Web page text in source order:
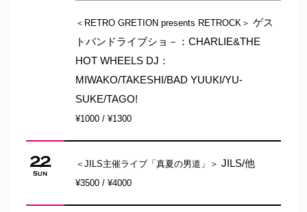
＜RETRO GRETION presents RETROCK＞ ゲス
トバンドライブショ－：CHARLIE&THE
HOT WHEELS DJ：
MIWAKO/TAKESHI/BAD YUUKI/YU-
SUKE/TAGO!
¥1000 / ¥1300
22
Sun
＜JILS主催ライブ「真夏の男道」＞ JILS/他
¥3500 / ¥4000